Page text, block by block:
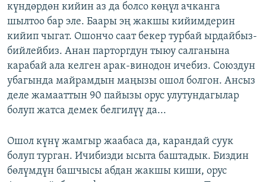
күндөрдөн кийин аз да болсо көңүл ачканга
шылтоо бар эле. Баары эң жакшы кийимдерин
кийип чыгат. Ошончо саат бекер турбай ырдайбыз-
бийлейбиз. Анан парторгдун тыюу салганына
карабай ала келген арак-винодон ичебиз. Союздун
убагында майрамдын маңызы ошол болгон. Ансыз
деле жамааттын 90 пайызы орус улутундагылар
болуп жатса демек белгилүү да...
Ошол күнү жамгыр жаабаса да, карандай суук
болуп турган. Ичибизди ысыта баштадык. Биздин
бөлүмдүн башчысы абдан жакшы киши, орус